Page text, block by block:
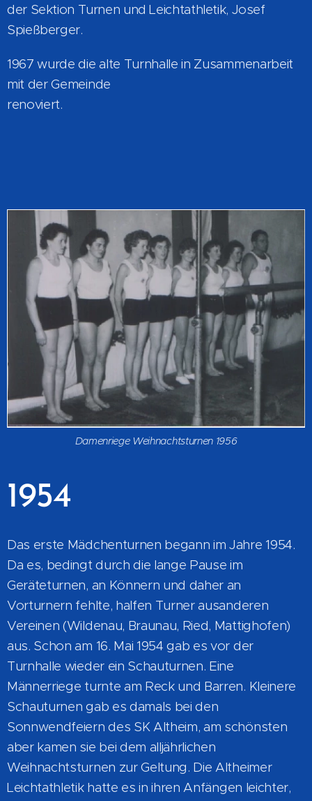
der Sektion Turnen und Leichtathletik, Josef
Spießberger.
1967 wurde die alte Turnhalle in Zusammenarbeit
mit der Gemeinde
renoviert.
Damenriege Weihnachtsturnen 1956
1954
Das erste Mädchenturnen begann im Jahre 1954.
Da es, bedingt durch die lange Pause im
Geräteturnen, an Könnern und daher an
Vorturnern fehlte, halfen Turner ausanderen
Vereinen (Wildenau, Braunau, Ried, Mattighofen)
aus. Schon am 16. Mai 1954 gab es vor der
Turnhalle wieder ein Schauturnen. Eine
Männerriege turnte am Reck und Barren. Kleinere
Schauturnen gab es damals bei den
Sonnwendfeiern des SK Altheim, am schönsten
aber kamen sie bei dem alljährlichen
Weihnachtsturnen zur Geltung. Die Altheimer
Leichtathletik hatte es in ihren Anfängen leichter,